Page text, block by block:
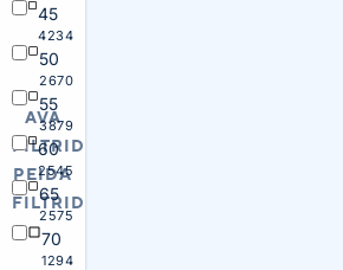
AVA
FILTRID
PEIDA
FILTRID
45
4234
50
2670
55
3879
60
2545
65
2575
70
1294